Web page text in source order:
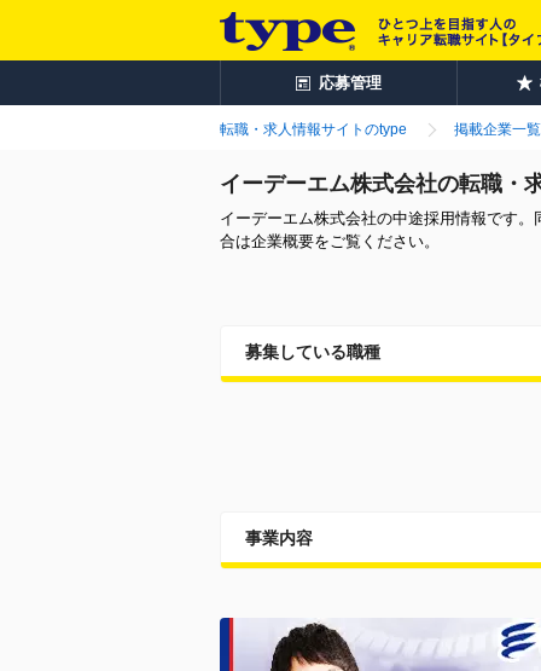
応募管理
転職・求人情報サイトのtype 掲載企業一覧
イーデーエム株式会社の転職・
イーデーエム株式会社の中途採用情報です
合は企業概要をご覧ください。
募集している職種
事業内容